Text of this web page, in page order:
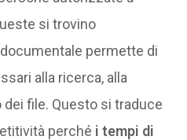
si trovino
permette di
alla ricerca, alla
dei file. Questo si traduce
perché i tempi di